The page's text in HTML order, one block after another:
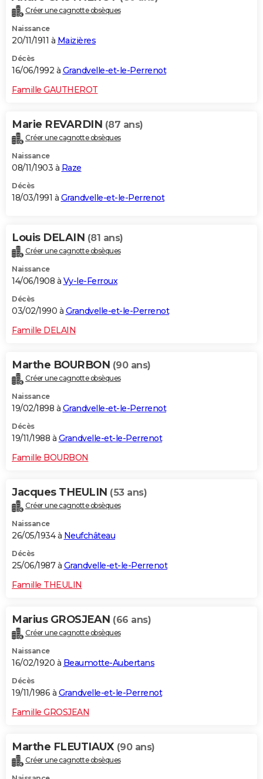
Créer une cagnotte obsèques
Naissance
20/11/1911 à Maizières
Décès
16/06/1992 à Grandvelle-et-le-Perrenot
Famille GAUTHEROT
Marie REVARDIN (87 ans)
Créer une cagnotte obsèques
Naissance
08/11/1903 à Raze
Décès
18/03/1991 à Grandvelle-et-le-Perrenot
Louis DELAIN (81 ans)
Créer une cagnotte obsèques
Naissance
14/06/1908 à Vy-le-Ferroux
Décès
03/02/1990 à Grandvelle-et-le-Perrenot
Famille DELAIN
Marthe BOURBON (90 ans)
Créer une cagnotte obsèques
Naissance
19/02/1898 à Grandvelle-et-le-Perrenot
Décès
19/11/1988 à Grandvelle-et-le-Perrenot
Famille BOURBON
Jacques THEULIN (53 ans)
Créer une cagnotte obsèques
Naissance
26/05/1934 à Neufchâteau
Décès
25/06/1987 à Grandvelle-et-le-Perrenot
Famille THEULIN
Marius GROSJEAN (66 ans)
Créer une cagnotte obsèques
Naissance
16/02/1920 à Beaumotte-Aubertans
Décès
19/11/1986 à Grandvelle-et-le-Perrenot
Famille GROSJEAN
Marthe FLEUTIAUX (90 ans)
Créer une cagnotte obsèques